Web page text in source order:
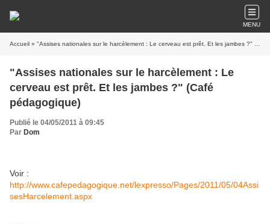
MENU
Accueil » "Assises nationales sur le harcèlement : Le cerveau est prêt. Et les jambes ?" (Café pédagogique)
"Assises nationales sur le harcèlement : Le
cerveau est prêt. Et les jambes ?" (Café
pédagogique)
Publié le 04/05/2011 à 09:45
Par Dom
Voir :
http://www.cafepedagogique.net/lexpresso/Pages/2011/05/04Assi
sesHarcelement.aspx